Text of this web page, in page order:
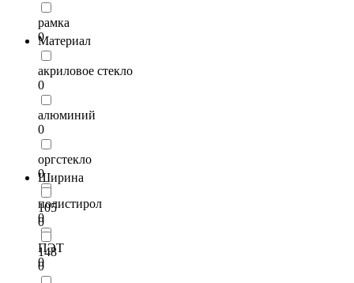
рамка
0
Материал
акриловое стекло
0
алюминий
0
оргстекло
0
полистирол
0
ПЭТ
0
Ширина
105
0
148
0